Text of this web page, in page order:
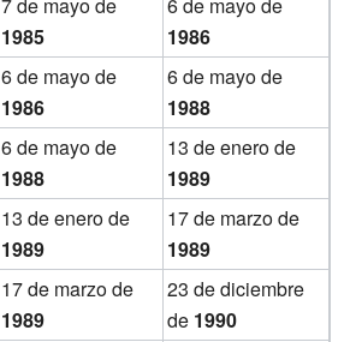
1985
1986
6 de mayo de
1986
6 de mayo de
1988
6 de mayo de
1988
13 de enero de
1989
13 de enero de
1989
17 de marzo de
1989
17 de marzo de
1989
23 de diciembre
de 1990